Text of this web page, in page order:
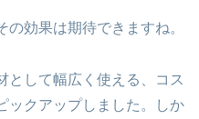
効果は期待できますね。
として幅広く使える、コス
ックアップしました。しか